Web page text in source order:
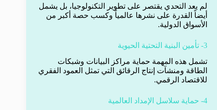
لم يعد التحدي يقتصر على تطوير التكنولوجيا، بل يشمل
أيضاً القدرة على نشرها عالمياً وكسب حصة أكبر من
الأسواق الدولية.
3- تأمين البنية التحتية الحيوية
تشمل هذه المهمة حماية مراكز البيانات وشبكات
الطاقة ومنشآت إنتاج الرقائق التي تمثل العمود الفقري
للاقتصاد الرقمي.
4- حماية سلاسل الإمداد العالمية